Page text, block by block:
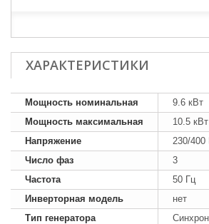
ХАРАКТЕРИСТИКИ
Мощность номинальная
9.6 кВт
Мощность максимальная
10.5 кВт
Напряжение
230/400
Число фаз
3
Частота
50 Гц
Инверторная модель
нет
Тип генератора